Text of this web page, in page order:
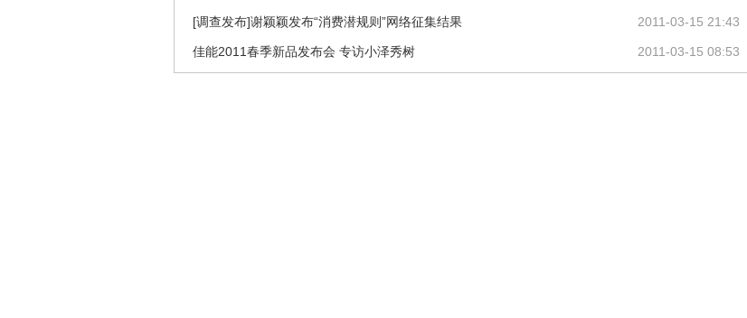
2011-03-15 21:43
[调查发布]谢颖颖发布“消费潜规则”网络征集结果
2011-03-15 08:53
佳能2011春季新品发布会 专访小泽秀树